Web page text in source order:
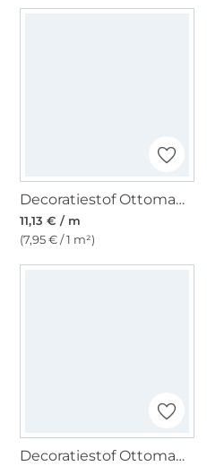
Decoratiestof Ottoman Sweet Gnomes, gebroken wit
11,13 € / m
(7,95 € / 1 m²)
Decoratiestof Ottoman sneeuwpop, beige